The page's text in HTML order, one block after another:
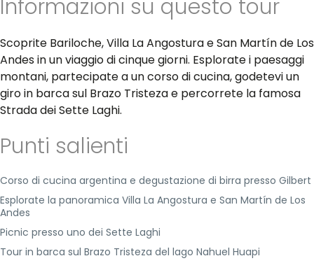
Informazioni su questo tour
Scoprite Bariloche, Villa La Angostura e San Martín de Los
Andes in un viaggio di cinque giorni. Esplorate i paesaggi
montani, partecipate a un corso di cucina, godetevi un
giro in barca sul Brazo Tristeza e percorrete la famosa
Strada dei Sette Laghi.
Punti salienti
Corso di cucina argentina e degustazione di birra presso Gilbert
Esplorate la panoramica Villa La Angostura e San Martín de Los
Andes
Picnic presso uno dei Sette Laghi
Tour in barca sul Brazo Tristeza del lago Nahuel Huapi